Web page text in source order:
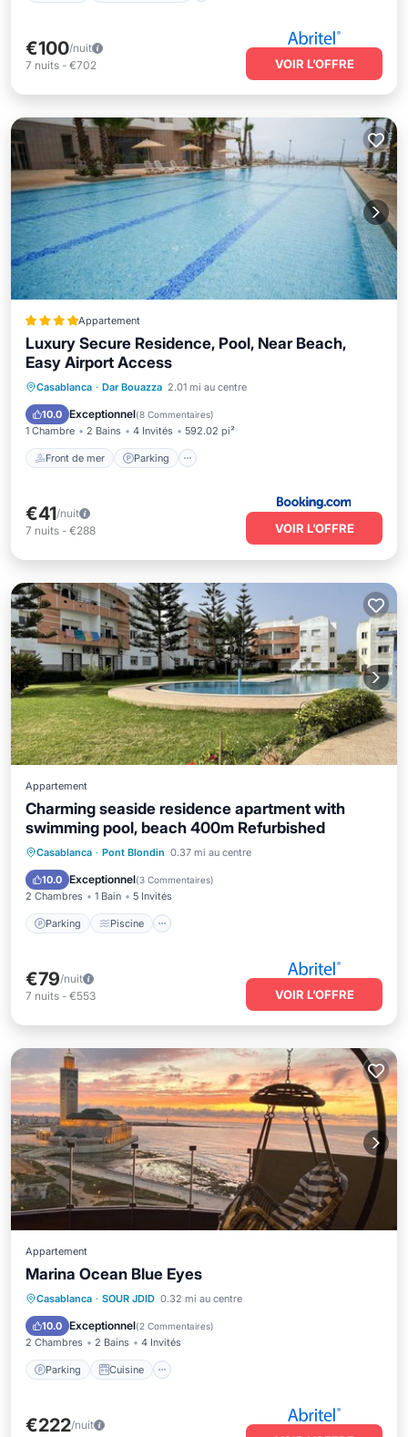
€100/nuit
7 nuits - €702 VOIR L’OFFRE
Appartement
Luxury Secure Residence, Pool, Near Beach,
Easy Airport Access
Casablanca · Dar Bouazza 2.01 mi au centre
10.0 Exceptionnel(8 Commentaires)
1 Chambre 2 Bains 4 Invités 592.02 pi²
Front de mer Parking
Front de mer Parking
Vue sur l’océan
€41/nuit
7 nuits - €288 VOIR L’OFFRE
Appartement
Charming seaside residence apartment with
swimming pool, beach 400m Refurbished
Casablanca · Pont Blondin 0.37 mi au centre
10.0 Exceptionnel(3 Commentaires)
2 Chambres 1 Bain 5 Invités
Parking Piscine
Parking Piscine
Vue sur l’océan
Balcon/Terrasse
€79/nuit
7 nuits - €553 VOIR L’OFFRE
Appartement
Marina Ocean Blue Eyes
Casablanca · SOUR JDID 0.32 mi au centre
10.0 Exceptionnel(2 Commentaires)
2 Chambres 2 Bains 4 Invités
Parking Cuisine
Parking Cuisine
Climatisation
Internet
€222/nuit